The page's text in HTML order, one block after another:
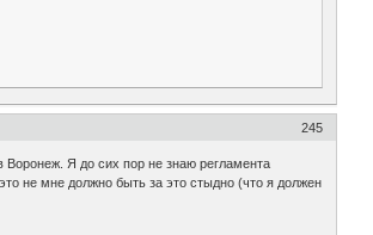
245
Я до сих пор не знаю регламента
не мне должно быть за это стыдно (что я должен